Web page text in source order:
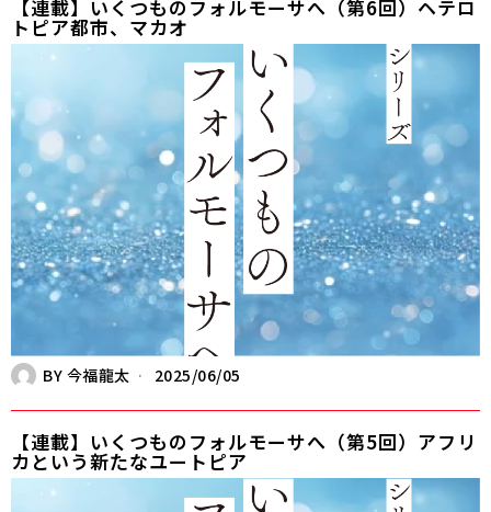
【連載】いくつものフォルモーサへ（第6回）ヘテロ
トピア都市、マカオ
BY 今福龍太 2025/06/05
【連載】いくつものフォルモーサへ（第5回）アフリ
カという新たなユートピア